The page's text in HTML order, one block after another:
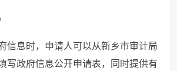
信息时，申请人可以从新乡市审计局
写政府信息公开申请表，同时提供有